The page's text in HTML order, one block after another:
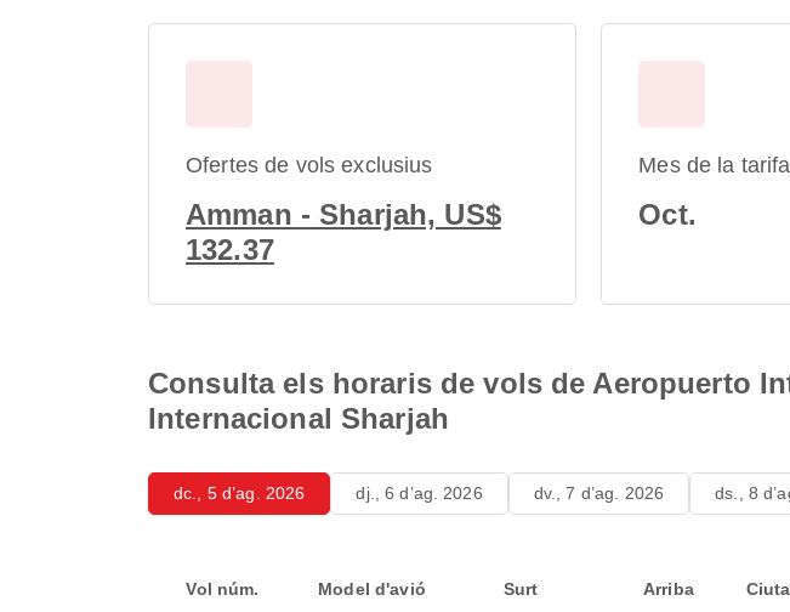
Ofertes de vols exclusius
Amman - Sharjah, US$
132.37
Mes de la
Oct.
Consulta els horaris de vols de Aeropuerto
Internacional Sharjah
dc., 5 d’ag. 2026 dj., 6 d’ag. 2026 dv., 7 d’ag. 2026 ds., 8
Vol núm. Model d'avió Surt Arriba